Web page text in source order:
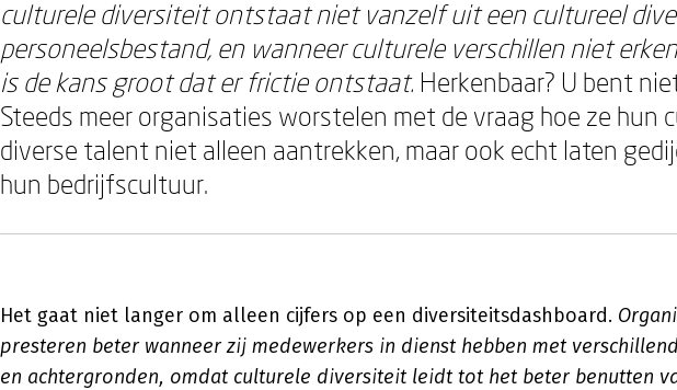
culturele diversiteit ontstaat niet vanzelf uit een cultureel
personeelsbestand, en wanneer culturele verschillen niet
is de kans groot dat er frictie ontstaat. Herkenbaar? U bent
Steeds meer organisaties worstelen met de vraag hoe ze hun
diverse talent niet alleen aantrekken, maar ook echt laten
hun bedrijfscultuur.
Het gaat niet langer om alleen cijfers op een diversiteitsdashboard.
presteren beter wanneer zij medewerkers in dienst hebben met
en achtergronden, omdat culturele diversiteit leidt tot het beter benutten